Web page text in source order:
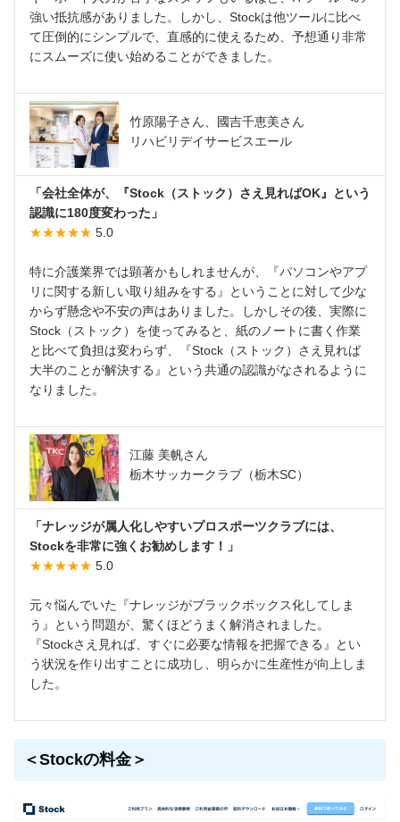
強い抵抗感がありました。しかし、Stockは他ツールに比べ
て圧倒的にシンプルで、直感的に使えるため、予想通り非常
にスムーズに使い始めることができました。
竹原陽子さん、國吉千恵美さん
リハビリデイサービスエール
「会社全体が、『Stock（ストック）さえ見ればOK』という
認識に180度変わった」
★★★★★ 5.0
特に介護業界では顕著かもしれませんが、『パソコンやアプ
リに関する新しい取り組みをする』ということに対して少な
からず懸念や不安の声はありました。しかしその後、実際に
Stock（ストック）を使ってみると、紙のノートに書く作業
と比べて負担は変わらず、『Stock（ストック）さえ見れば
大半のことが解決する』という共通の認識がなされるように
なりました。
江藤 美帆さん
栃木サッカークラブ（栃木SC）
「ナレッジが属人化しやすいプロスポーツクラブには、
Stockを非常に強くお勧めします！」
★★★★★ 5.0
元々悩んでいた『ナレッジがブラックボックス化してしま
う』という問題が、驚くほどうまく解消されました。
『Stockさえ見れば、すぐに必要な情報を把握できる』とい
う状況を作り出すことに成功し、明らかに生産性が向上しま
した。
＜Stockの料金＞